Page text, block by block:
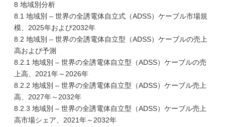
8 地域別分析
8.1 地域別 – 世界の全誘電体自立式（ADSS）ケーブル市場規
模、2025年および2032年
8.2 地域別 – 世界の全誘電体自立型（ADSS）ケーブルの売上
高および予測
8.2.1 地域別 – 世界の全誘電体自立型（ADSS）ケーブルの売
上高、2021年～2026年
8.2.2 地域別 – 世界の全誘電体自立型（ADSS）ケーブル売上
高、2027年～2032年
8.2.3 地域別 – 世界の全誘電体自立型（ADSS）ケーブル売上
高市場シェア、2021年～2032年